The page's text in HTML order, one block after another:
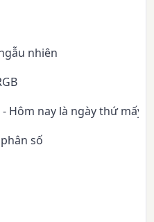
nhiên
Hôm nay là ngày thứ mấy
số